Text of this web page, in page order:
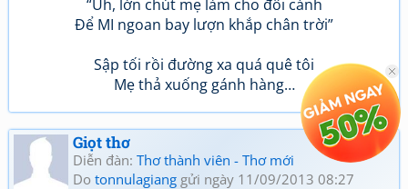
“Uh, lớn chút mẹ làm cho đôi cánh
Để MI ngoan bay lượn khắp chân trời”
Sập tối rồi đường xa quá quê tôi
Mẹ thả xuống gánh hàng…
Giọt thơ
Diễn đàn: Thơ thành viên - Thơ mới
Do tonnulagiang gửi ngày 11/09/2013 08:27